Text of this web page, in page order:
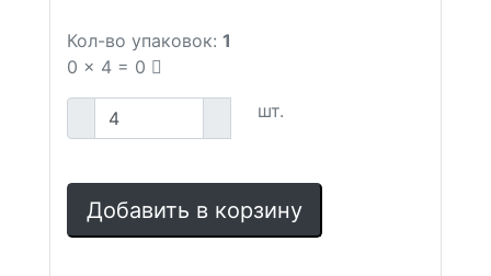
Кол-во упаковок: 1
0 x 4 = 0
шт.
Добавить в корзину